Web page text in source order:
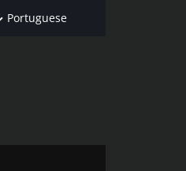
Portuguese